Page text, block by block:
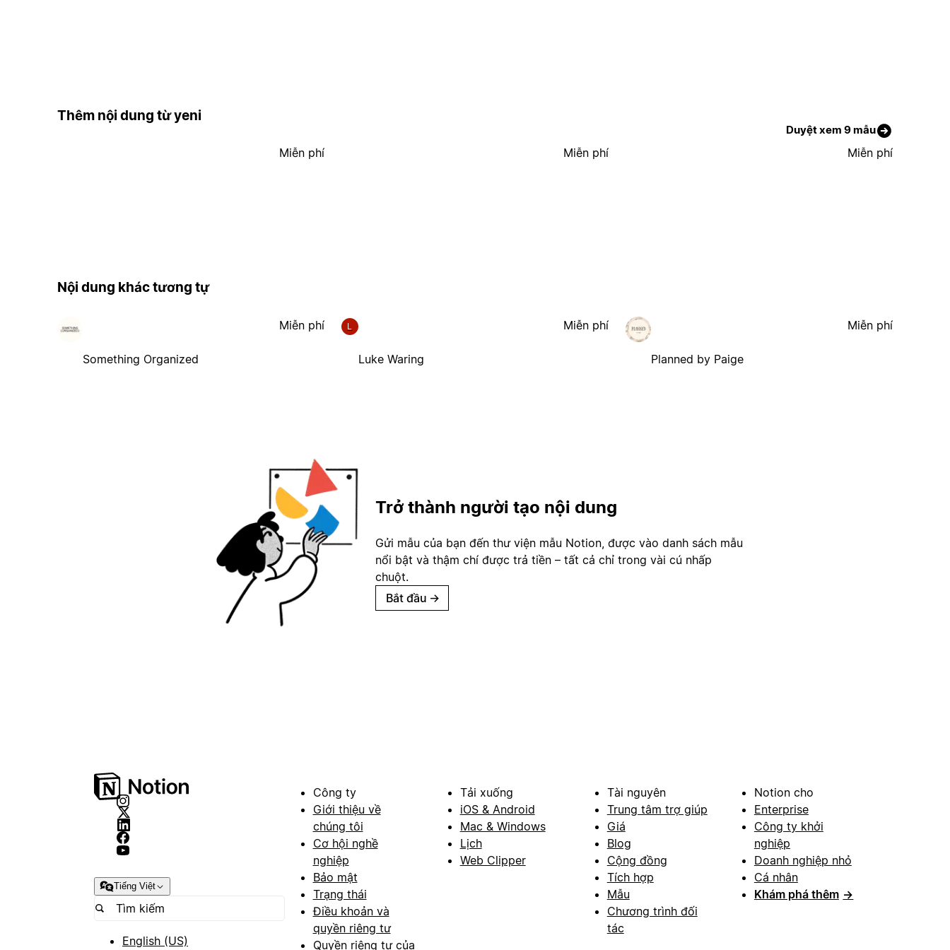
Thêm nội dung từ yeni
Duyệt xem 9 mẫu
Miễn phí Miễn phí Miễn phí
Nội dung khác tương tự
Something Organized
Miễn phí L
Luke Waring
Miễn phí
Planned by Paige
Miễn phí
Trở thành người tạo nội dung
Gửi mẫu của bạn đến thư viện mẫu Notion, được vào danh sách mẫu
nổi bật và thậm chí được trả tiền – tất cả chỉ trong vài cú nhấp
chuột.
Bắt đầu →
Tiếng Việt
English (US)
Công ty
Giới thiệu về
chúng tôi
Cơ hội nghề
nghiệp
Bảo mật
Trạng thái
Điều khoản và
quyền riêng tư
Quyền riêng tư của
Tải xuống
iOS & Android
Mac & Windows
Lịch
Web Clipper
Tài nguyên
Trung tâm trợ giúp
Giá
Blog
Cộng đồng
Tích hợp
Mẫu
Chương trình đối
tác
Notion cho
Enterprise
Công ty khởi
nghiệp
Doanh nghiệp nhỏ
Cá nhân
Khám phá thêm →